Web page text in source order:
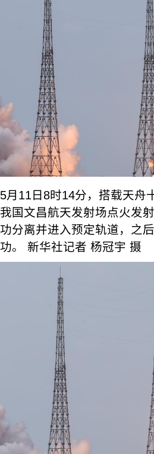
5月11日8时14分，搭载天舟
我国文昌航天发射场点火发
功分离并进入预定轨道，之
功。 新华社记者 杨冠宇 摄